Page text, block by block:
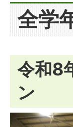
全学
令和8
ン